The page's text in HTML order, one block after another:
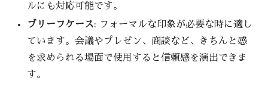
ルにも対応可能です。
ブリーフケース: フォーマルな印象が必要な時に適し
ています。会議やプレゼン、商談など、きちんと感
を求められる場面で使用すると信頼感を演出できま
す。